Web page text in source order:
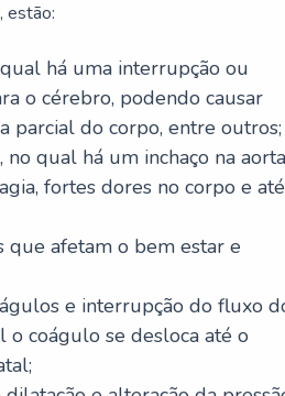
estão:
há uma interrupção ou
o cérebro, podendo causar
parcial do corpo, entre outros;
, no qual há um inchaço na
fortes dores no corpo e até
que afetam o bem estar e
e interrupção do fluxo
o coágulo se desloca até o